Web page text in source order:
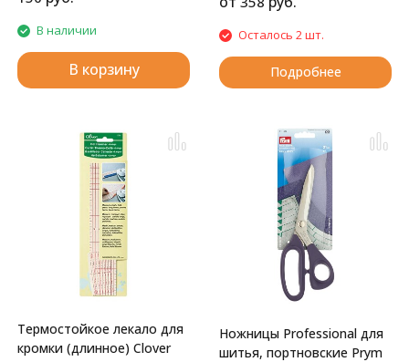
В наличии
В корзину
Осталось 2 шт.
Подробнее
Термостойкое лекало для
кромки (длинное) Clover
Ножницы Professional для
шитья, портновские Prym